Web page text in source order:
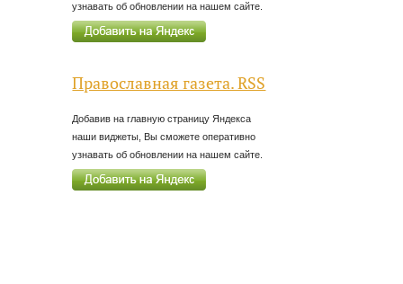
узнавать об обновлении на нашем сайте.
Православная газета. RSS
Добавив на главную страницу Яндекса
наши виджеты, Вы сможете оперативно
узнавать об обновлении на нашем сайте.